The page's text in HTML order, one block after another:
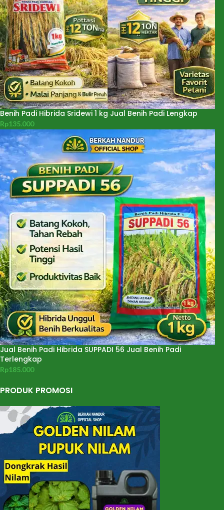
Benih Padi Hibrida Sridewi 1 kg Jual Benih Padi Lengkap
Rp135.000
Jual Benih Padi Hibrida SUPPADI 56 Jual Benih Padi
Terlengkap
Rp185.000
PRODUK PROMOSI